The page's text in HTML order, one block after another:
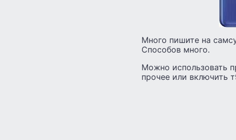
Много пишите на
Способов много.
Можно использовать
прочее или включить